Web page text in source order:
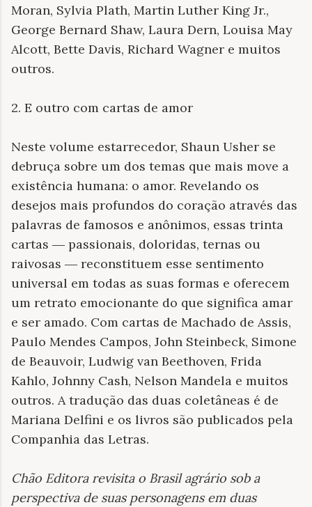
Moran, Sylvia Plath, Martin Luther King Jr.,
George Bernard Shaw, Laura Dern, Louisa May
Alcott, Bette Davis, Richard Wagner e muitos
outros.
2. E outro com cartas de amor
Neste volume estarrecedor, Shaun Usher se
debruça sobre um dos temas que mais move a
existência humana: o amor. Revelando os
desejos mais profundos do coração através das
palavras de famosos e anônimos, essas trinta
cartas ― passionais, doloridas, ternas ou
raivosas ― reconstituem esse sentimento
universal em todas as suas formas e oferecem
um retrato emocionante do que significa amar
e ser amado. Com cartas de Machado de Assis,
Paulo Mendes Campos, John Steinbeck, Simone
de Beauvoir, Ludwig van Beethoven, Frida
Kahlo, Johnny Cash, Nelson Mandela e muitos
outros. A tradução das duas coletâneas é de
Mariana Delfini e os livros são publicados pela
Companhia das Letras.
Chão Editora revisita o Brasil agrário sob a
perspectiva de suas personagens em duas